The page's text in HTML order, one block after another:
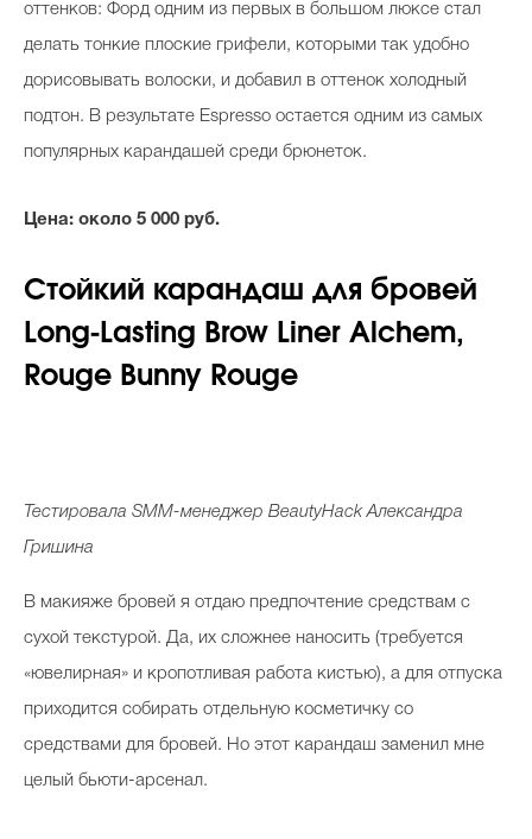
оттенков: Форд одним из первых в большом люксе стал
делать тонкие плоские грифели, которыми так удобно
дорисовывать волоски, и добавил в оттенок холодный
подтон. В результате Espresso остается одним из самых
популярных карандашей среди брюнеток.
Цена: около 5 000 руб.
Стойкий карандаш для бровей
Long-Lasting Brow Liner Alchem,
Rouge Bunny Rouge
Тестировала SMM-менеджер BeautyHack Александра
Гришина
В макияже бровей я отдаю предпочтение средствам с
сухой текстурой. Да, их сложнее наносить (требуется
«ювелирная» и кропотливая работа кистью), а для отпуска
приходится собирать отдельную косметичку со
средствами для бровей. Но этот карандаш заменил мне
целый бьюти-арсенал.